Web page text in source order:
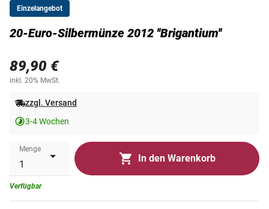
Einzelangebot
20-Euro-Silbermünze 2012 ''Brigantium''
89,90 €
inkl. 20% MwSt.
zzgl. Versand
3-4 Wochen
Menge
In den Warenkorb
Verfügbar